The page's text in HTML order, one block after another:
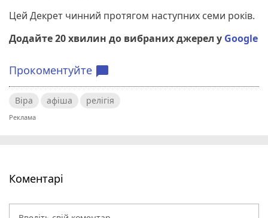
Цей Декрет чинний протягом наступних семи років.
Додайте 20 хвилин до вибраних джерел у Google
Прокоментуйте chat_bubble
Віра афіша релігія
Коментарі